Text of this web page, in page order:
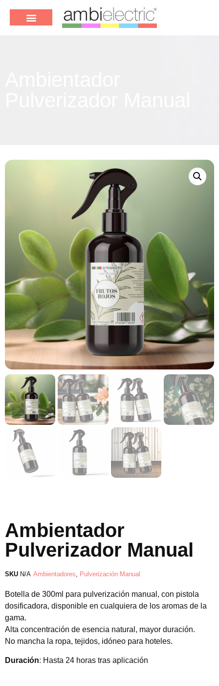
Ambientador
Pulverizador Manual
SKU N/A Ambientadores, Pulverización Manual
Botella de 300ml para pulverización manual, con pistola
dosificadora, disponible en cualquiera de los aromas de la
gama.
Alta concentración de esencia natural, mayor duración.
No mancha la ropa, tejidos, idóneo para hoteles.
Duración: Hasta 24 horas tras aplicación